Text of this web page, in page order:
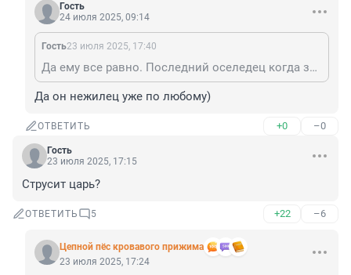
Гость
24 июля 2025, 09:14
Гость23 июля 2025, 17:40
Да ему все равно. Последний оселедец когда закончится- прыг в самолет , и вот он уже глава правительства в изгнании. Бели нос да книги пиши. Красота.
Да он нежилец уже по любому)
ОТВЕТИТЬ +0 –0
Гость
23 июля 2025, 17:15
Струсит царь?
ОТВЕТИТЬ 5 +22 –6
Цепной пёс кровавого прижима
23 июля 2025, 17:24